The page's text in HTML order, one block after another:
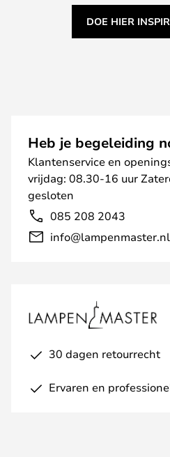
DOE HIER
Heb je begeleiding
Klantenservice en
vrijdag: 08.30-16 uur
gesloten
085 208 2043
info@lampenmaster.nl
30 dagen retourrecht
Ervaren en